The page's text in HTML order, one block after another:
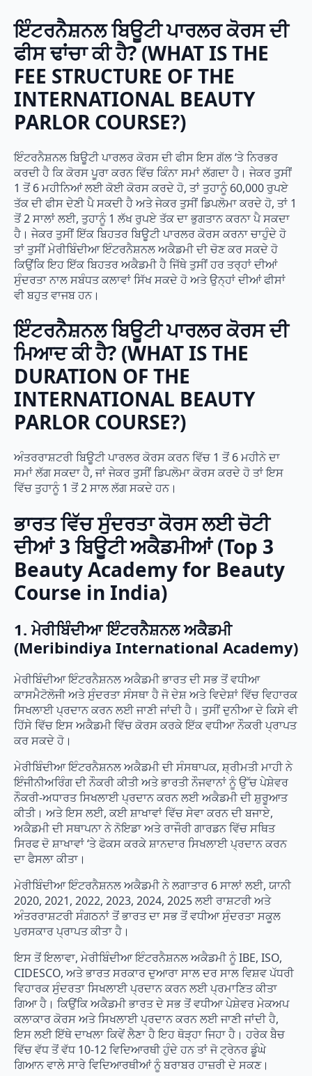
ਇੰਟਰਨੈਸ਼ਨਲ ਬਿਊਟੀ ਪਾਰਲਰ ਕੋਰਸ ਦੀ
ਫੀਸ ਢਾਂਚਾ ਕੀ ਹੈ? (WHAT IS THE
FEE STRUCTURE OF THE
INTERNATIONAL BEAUTY
PARLOR COURSE?)
ਇੰਟਰਨੈਸ਼ਨਲ ਬਿਊਟੀ ਪਾਰਲਰ ਕੋਰਸ ਦੀ ਫੀਸ ਇਸ ਗੱਲ ‘ਤੇ ਨਿਰਭਰ
ਕਰਦੀ ਹੈ ਕਿ ਕੋਰਸ ਪੂਰਾ ਕਰਨ ਵਿੱਚ ਕਿੰਨਾ ਸਮਾਂ ਲੱਗਦਾ ਹੈ। ਜੇਕਰ ਤੁਸੀਂ
1 ਤੋਂ 6 ਮਹੀਨਿਆਂ ਲਈ ਕੋਈ ਕੋਰਸ ਕਰਦੇ ਹੋ, ਤਾਂ ਤੁਹਾਨੂੰ 60,000 ਰੁਪਏ
ਤੱਕ ਦੀ ਫੀਸ ਦੇਣੀ ਪੈ ਸਕਦੀ ਹੈ ਅਤੇ ਜੇਕਰ ਤੁਸੀਂ ਡਿਪਲੋਮਾ ਕਰਦੇ ਹੋ, ਤਾਂ 1
ਤੋਂ 2 ਸਾਲਾਂ ਲਈ, ਤੁਹਾਨੂੰ 1 ਲੱਖ ਰੁਪਏ ਤੱਕ ਦਾ ਭੁਗਤਾਨ ਕਰਨਾ ਪੈ ਸਕਦਾ
ਹੈ। ਜੇਕਰ ਤੁਸੀਂ ਇੱਕ ਬਿਹਤਰ ਬਿਊਟੀ ਪਾਰਲਰ ਕੋਰਸ ਕਰਨਾ ਚਾਹੁੰਦੇ ਹੋ
ਤਾਂ ਤੁਸੀਂ ਮੇਰੀਬਿੰਦੀਆ ਇੰਟਰਨੈਸ਼ਨਲ ਅਕੈਡਮੀ ਦੀ ਚੋਣ ਕਰ ਸਕਦੇ ਹੋ
ਕਿਉਂਕਿ ਇਹ ਇੱਕ ਬਿਹਤਰ ਅਕੈਡਮੀ ਹੈ ਜਿੱਥੇ ਤੁਸੀਂ ਹਰ ਤਰ੍ਹਾਂ ਦੀਆਂ
ਸੁੰਦਰਤਾ ਨਾਲ ਸਬੰਧਤ ਕਲਾਵਾਂ ਸਿੱਖ ਸਕਦੇ ਹੋ ਅਤੇ ਉਨ੍ਹਾਂ ਦੀਆਂ ਫੀਸਾਂ
ਵੀ ਬਹੁਤ ਵਾਜਬ ਹਨ।
ਇੰਟਰਨੈਸ਼ਨਲ ਬਿਊਟੀ ਪਾਰਲਰ ਕੋਰਸ ਦੀ
ਮਿਆਦ ਕੀ ਹੈ? (WHAT IS THE
DURATION OF THE
INTERNATIONAL BEAUTY
PARLOR COURSE?)
ਅੰਤਰਰਾਸ਼ਟਰੀ ਬਿਊਟੀ ਪਾਰਲਰ ਕੋਰਸ ਕਰਨ ਵਿੱਚ 1 ਤੋਂ 6 ਮਹੀਨੇ ਦਾ
ਸਮਾਂ ਲੱਗ ਸਕਦਾ ਹੈ, ਜਾਂ ਜੇਕਰ ਤੁਸੀਂ ਡਿਪਲੋਮਾ ਕੋਰਸ ਕਰਦੇ ਹੋ ਤਾਂ ਇਸ
ਵਿੱਚ ਤੁਹਾਨੂੰ 1 ਤੋਂ 2 ਸਾਲ ਲੱਗ ਸਕਦੇ ਹਨ।
ਭਾਰਤ ਵਿੱਚ ਸੁੰਦਰਤਾ ਕੋਰਸ ਲਈ ਚੋਟੀ
ਦੀਆਂ 3 ਬਿਊਟੀ ਅਕੈਡਮੀਆਂ (Top 3
Beauty Academy for Beauty
Course in India)
1. ਮੇਰੀਬਿੰਦੀਆ ਇੰਟਰਨੈਸ਼ਨਲ ਅਕੈਡਮੀ
(Meribindiya International Academy)
ਮੇਰੀਬਿੰਦੀਆ ਇੰਟਰਨੈਸ਼ਨਲ ਅਕੈਡਮੀ ਭਾਰਤ ਦੀ ਸਭ ਤੋਂ ਵਧੀਆ
ਕਾਸਮੈਟੋਲੋਜੀ ਅਤੇ ਸੁੰਦਰਤਾ ਸੰਸਥਾ ਹੈ ਜੋ ਦੇਸ਼ ਅਤੇ ਵਿਦੇਸ਼ਾਂ ਵਿੱਚ ਵਿਹਾਰਕ
ਸਿਖਲਾਈ ਪ੍ਰਦਾਨ ਕਰਨ ਲਈ ਜਾਣੀ ਜਾਂਦੀ ਹੈ। ਤੁਸੀਂ ਦੁਨੀਆ ਦੇ ਕਿਸੇ ਵੀ
ਹਿੱਸੇ ਵਿੱਚ ਇਸ ਅਕੈਡਮੀ ਵਿੱਚ ਕੋਰਸ ਕਰਕੇ ਇੱਕ ਵਧੀਆ ਨੌਕਰੀ ਪ੍ਰਾਪਤ
ਕਰ ਸਕਦੇ ਹੋ।
ਮੇਰੀਬਿੰਦੀਆ ਇੰਟਰਨੈਸ਼ਨਲ ਅਕੈਡਮੀ ਦੀ ਸੰਸਥਾਪਕ, ਸ਼੍ਰੀਮਤੀ ਮਾਹੀ ਨੇ
ਇੰਜੀਨੀਅਰਿੰਗ ਦੀ ਨੌਕਰੀ ਕੀਤੀ ਅਤੇ ਭਾਰਤੀ ਨੌਜਵਾਨਾਂ ਨੂੰ ਉੱਚ ਪੇਸ਼ੇਵਰ
ਨੌਕਰੀ-ਅਧਾਰਤ ਸਿਖਲਾਈ ਪ੍ਰਦਾਨ ਕਰਨ ਲਈ ਅਕੈਡਮੀ ਦੀ ਸ਼ੁਰੂਆਤ
ਕੀਤੀ। ਅਤੇ ਇਸ ਲਈ, ਕਈ ਸ਼ਾਖਾਵਾਂ ਵਿੱਚ ਸੇਵਾ ਕਰਨ ਦੀ ਬਜਾਏ,
ਅਕੈਡਮੀ ਦੀ ਸਥਾਪਨਾ ਨੇ ਨੋਇਡਾ ਅਤੇ ਰਾਜੌਰੀ ਗਾਰਡਨ ਵਿੱਚ ਸਥਿਤ
ਸਿਰਫ ਦੋ ਸ਼ਾਖਾਵਾਂ ‘ਤੇ ਫੋਕਸ ਕਰਕੇ ਸ਼ਾਨਦਾਰ ਸਿਖਲਾਈ ਪ੍ਰਦਾਨ ਕਰਨ
ਦਾ ਫੈਸਲਾ ਕੀਤਾ।
ਮੇਰੀਬਿੰਦੀਆ ਇੰਟਰਨੈਸ਼ਨਲ ਅਕੈਡਮੀ ਨੇ ਲਗਾਤਾਰ 6 ਸਾਲਾਂ ਲਈ, ਯਾਨੀ
2020, 2021, 2022, 2023, 2024, 2025 ਲਈ ਰਾਸ਼ਟਰੀ ਅਤੇ
ਅੰਤਰਰਾਸ਼ਟਰੀ ਸੰਗਠਨਾਂ ਤੋਂ ਭਾਰਤ ਦਾ ਸਭ ਤੋਂ ਵਧੀਆ ਸੁੰਦਰਤਾ ਸਕੂਲ
ਪੁਰਸਕਾਰ ਪ੍ਰਾਪਤ ਕੀਤਾ ਹੈ।
ਇਸ ਤੋਂ ਇਲਾਵਾ, ਮੇਰੀਬਿੰਦੀਆ ਇੰਟਰਨੈਸ਼ਨਲ ਅਕੈਡਮੀ ਨੂੰ IBE, ISO,
CIDESCO, ਅਤੇ ਭਾਰਤ ਸਰਕਾਰ ਦੁਆਰਾ ਸਾਲ ਦਰ ਸਾਲ ਵਿਸ਼ਵ ਪੱਧਰੀ
ਵਿਹਾਰਕ ਸੁੰਦਰਤਾ ਸਿਖਲਾਈ ਪ੍ਰਦਾਨ ਕਰਨ ਲਈ ਪ੍ਰਮਾਣਿਤ ਕੀਤਾ
ਗਿਆ ਹੈ। ਕਿਉਂਕਿ ਅਕੈਡਮੀ ਭਾਰਤ ਦੇ ਸਭ ਤੋਂ ਵਧੀਆ ਪੇਸ਼ੇਵਰ ਮੇਕਅਪ
ਕਲਾਕਾਰ ਕੋਰਸ ਅਤੇ ਸਿਖਲਾਈ ਪ੍ਰਦਾਨ ਕਰਨ ਲਈ ਜਾਣੀ ਜਾਂਦੀ ਹੈ,
ਇਸ ਲਈ ਇੱਥੇ ਦਾਖਲਾ ਕਿਵੇਂ ਲੈਣਾ ਹੈ ਇਹ ਥੋੜ੍ਹਾ ਜਿਹਾ ਹੈ। ਹਰੇਕ ਬੈਚ
ਵਿੱਚ ਵੱਧ ਤੋਂ ਵੱਧ 10-12 ਵਿਦਿਆਰਥੀ ਹੁੰਦੇ ਹਨ ਤਾਂ ਜੋ ਟ੍ਰੇਨਰ ਡੂੰਘੇ
ਗਿਆਨ ਵਾਲੇ ਸਾਰੇ ਵਿਦਿਆਰਥੀਆਂ ਨੂੰ ਬਰਾਬਰ ਹਾਜ਼ਰੀ ਦੇ ਸਕਣ।